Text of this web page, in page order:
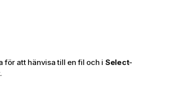
för att hänvisa till en fil och i Select-